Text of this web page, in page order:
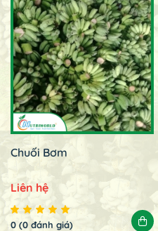
Chuối Bơm
Liên hệ
0 (0 đánh giá)